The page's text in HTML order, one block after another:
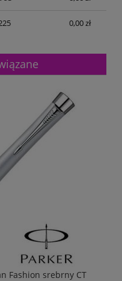
0,00 zł
Fashion srebrny CT